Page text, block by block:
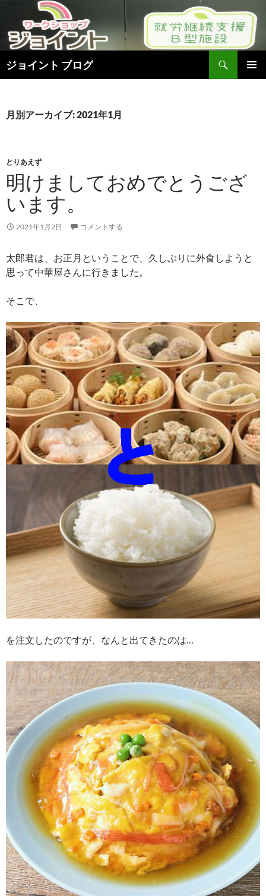
ジョイント ブログ
索
ン
キ
ッ
プ
月別アーカイブ: 2021年1月
とりあえず
明けましておめでとうござ
います。
2021年1月2日 コメントする
太郎君は、お正月ということで、久しぶりに外食しようと
思って中華屋さんに行きました。
そこで、
を注文したのですが、なんと出てきたのは…